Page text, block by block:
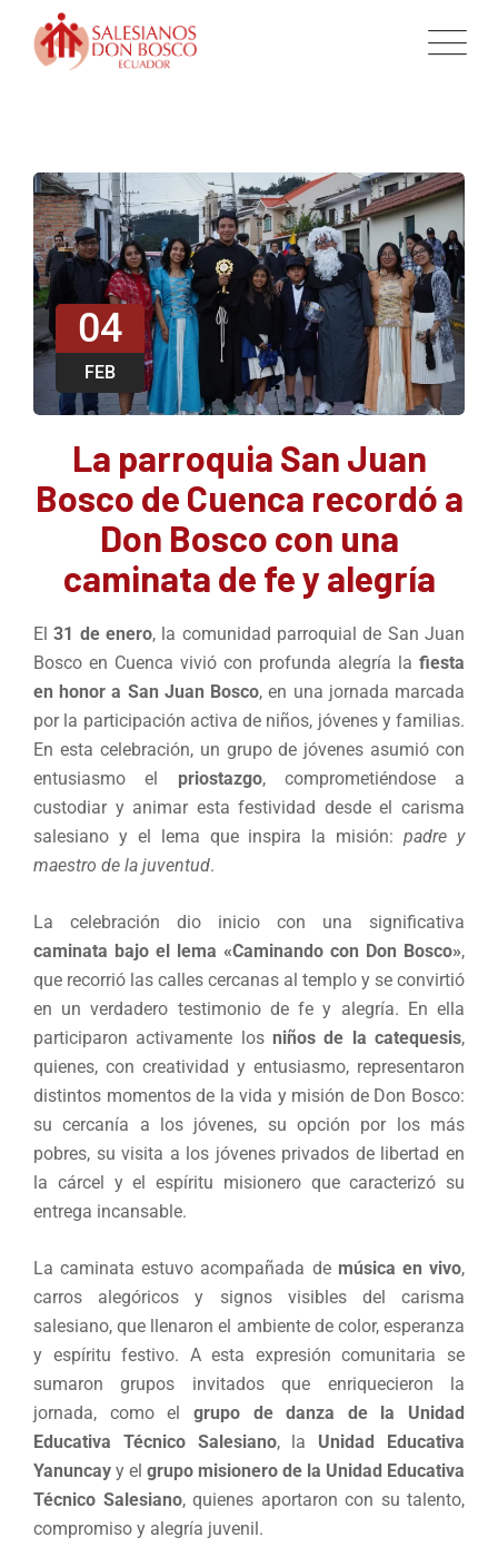
04
FEB
La parroquia San Juan
Bosco de Cuenca recordó a
Don Bosco con una
caminata de fe y alegría
El31 de enero, la comunidad parroquial de San Juan
Bosco en Cuenca vivió con profunda alegría la fiesta
en honor a San Juan Bosco, en una jornada marcada
por la participación activa de niños, jóvenes y familias.
En esta celebración, un grupo de jóvenes asumió con
entusiasmo el priostazgo, comprometiéndose a
custodiar y animar esta festividad desde el carisma
salesiano y el lema que inspira la misión:padre y
maestro de la juventud.
La celebración dio inicio con una significativa
caminata bajo el lema «Caminando con Don Bosco»,
que recorrió las calles cercanas al templo y se convirtió
en un verdadero testimonio de fe y alegría. En ella
participaron activamente los niños de la catequesis,
quienes, con creatividad y entusiasmo, representaron
distintos momentos de la vida y misión de Don Bosco:
su cercanía a los jóvenes, su opción por los más
pobres, su visita a los jóvenes privados de libertad en
la cárcel y el espíritu misionero que caracterizó su
entrega incansable.
La caminata estuvo acompañada de música en vivo,
carros alegóricos y signos visibles del carisma
salesiano, que llenaron el ambiente de color, esperanza
y espíritu festivo. A esta expresión comunitaria se
sumaron grupos invitados que enriquecieron la
jornada, como el grupo de danza de la Unidad
Educativa Técnico Salesiano, la Unidad Educativa
Yanuncay y el grupo misionero de la Unidad Educativa
Técnico Salesiano, quienes aportaron con su talento,
compromiso y alegría juvenil.